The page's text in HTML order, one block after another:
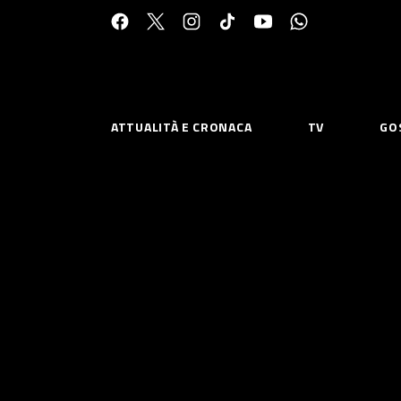
ATTUALITÀ E CRONACA TV